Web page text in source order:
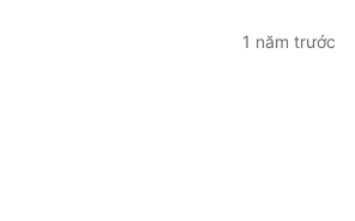
1 năm trước